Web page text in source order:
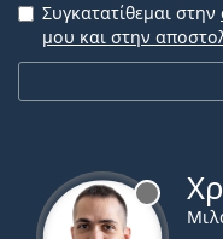
Συγκατατίθεμαι στην
μου και στην